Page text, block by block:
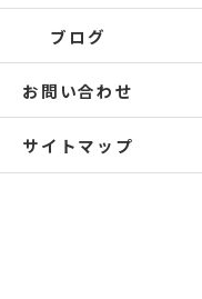
ブログ
お問い合わせ
サイトマップ